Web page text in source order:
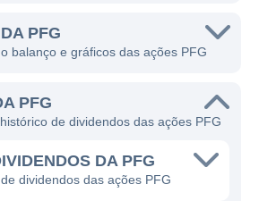
PFG
balanço e gráficos das ações PFG
PFG
de dividendos das ações PFG
DA PFG
dividendos das ações PFG